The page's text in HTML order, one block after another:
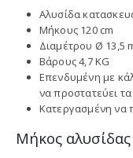
Αλυσίδα
Μήκους 120 cm
Διαμέτρου Ø 13,5
Βάρους 4,7 KG
Επενδυμένη με
να προστατεύει
Κατεργασμένη να
Μήκος